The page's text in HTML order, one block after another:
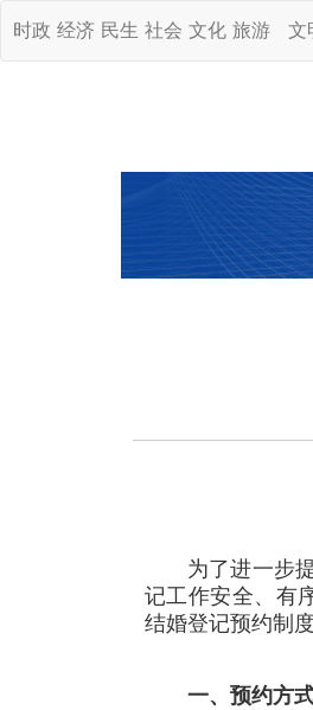
时政 经济 民生 社会 文化 旅游 文
为了进一步
记工作安全、有
结婚登记预约制
一、预约方